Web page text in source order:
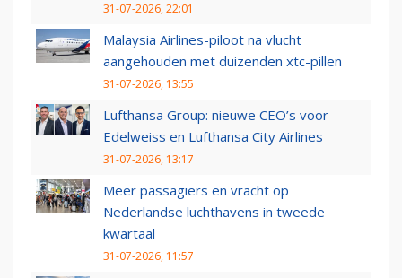
31-07-2026, 22:01
Malaysia Airlines-piloot na vlucht
aangehouden met duizenden xtc-pillen
31-07-2026, 13:55
Lufthansa Group: nieuwe CEO’s voor
Edelweiss en Lufthansa City Airlines
31-07-2026, 13:17
Meer passagiers en vracht op
Nederlandse luchthavens in tweede
kwartaal
31-07-2026, 11:57